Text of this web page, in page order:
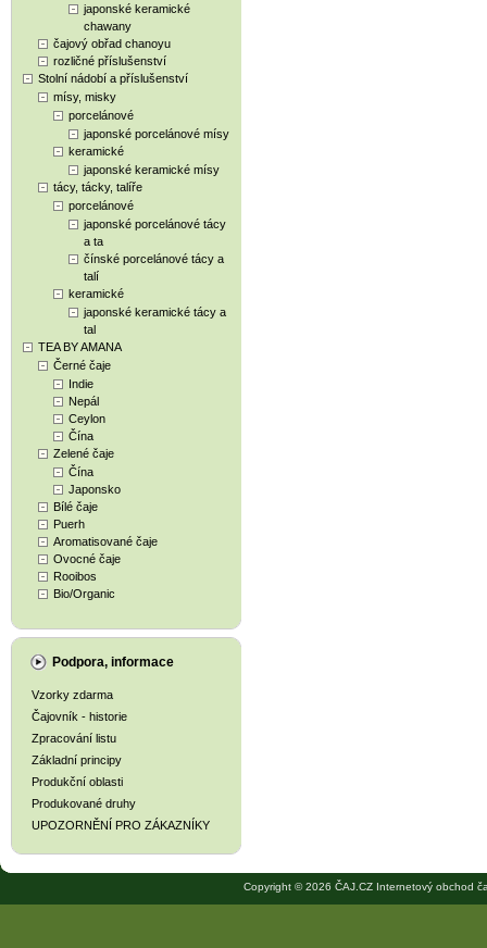
japonské keramické
chawany
čajový obřad chanoyu
rozličné příslušenství
Stolní nádobí a příslušenství
mísy, misky
porcelánové
japonské porcelánové mísy
keramické
japonské keramické mísy
tácy, tácky, talíře
porcelánové
japonské porcelánové tácy
a ta
čínské porcelánové tácy a
talí
keramické
japonské keramické tácy a
tal
TEA BY AMANA
Černé čaje
Indie
Nepál
Ceylon
Čína
Zelené čaje
Čína
Japonsko
Bílé čaje
Puerh
Aromatisované čaje
Ovocné čaje
Rooibos
Bio/Organic
Podpora, informace
Vzorky zdarma
Čajovník - historie
Zpracování listu
Základní principy
Produkční oblasti
Produkované druhy
UPOZORNĚNÍ PRO ZÁKAZNÍKY
Copyright © 2026 ČAJ.CZ Internetový obchod